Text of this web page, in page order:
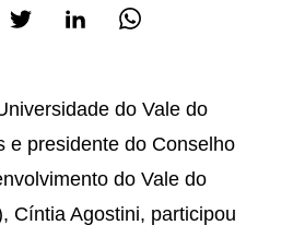
do Vale do
e presidente do Conselho
do Vale do
Cíntia Agostini, participou